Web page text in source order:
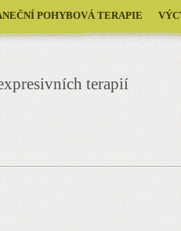
POHYBOVÁ TERAPIE
terapií